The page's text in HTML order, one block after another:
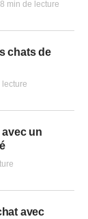
8 min de lecture
chats de
lecture
un
avec